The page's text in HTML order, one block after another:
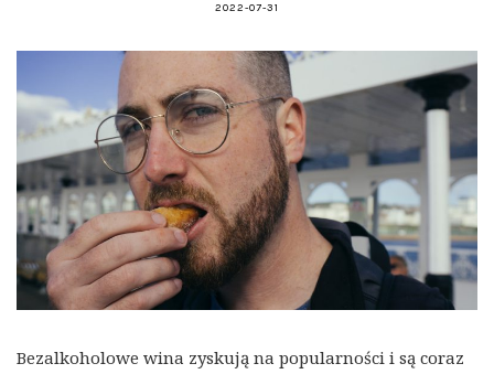
2022-07-31
Bezalkoholowe wina zyskują na popularności i są coraz